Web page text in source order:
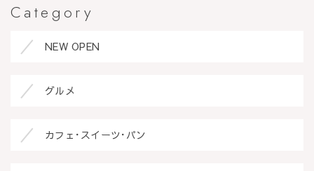
Category
NEW OPEN
グルメ
カフェ･スイーツ･パン